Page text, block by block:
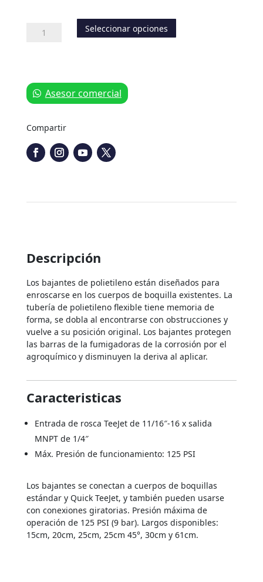
Bajante
Seleccionar opciones
Asesor comercial
Compartir
Descripción
Los bajantes de polietileno están diseñados para
enroscarse en los cuerpos de boquilla existentes. La
tubería de polietileno flexible tiene memoria de
forma, se dobla al encontrarse con obstrucciones y
vuelve a su posición original. Los bajantes protegen
las barras de la fumigadoras de la corrosión por el
agroquímico y disminuyen la deriva al aplicar.
Caracteristicas
Entrada de rosca TeeJet de 11/16″-16 x salida
MNPT de 1/4″
Máx. Presión de funcionamiento: 125 PSI
Los bajantes se conectan a cuerpos de boquillas
estándar y Quick TeeJet, y también pueden usarse
con conexiones giratorias. Presión máxima de
operación de 125 PSI (9 bar). Largos disponibles:
15cm, 20cm, 25cm, 25cm 45°, 30cm y 61cm.